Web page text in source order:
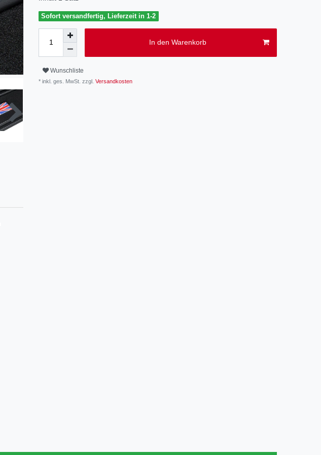
Sofort versandfertig, Lieferzeit in 1-2
In den Warenkorb
Wunschliste
* inkl. ges. MwSt. zzgl. Versandkosten